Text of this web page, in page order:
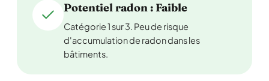
Potentiel radon : Faible
Catégorie 1 sur 3. Peu de risque
d'accumulation de radon dans les
bâtiments.